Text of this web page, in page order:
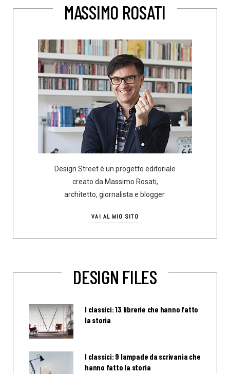
MASSIMO ROSATI
Design Street è un progetto editoriale
creato da Massimo Rosati,
architetto, giornalista e blogger.
VAI AL MIO SITO
DESIGN FILES
I classici: 13 librerie che hanno fatto
la storia
I classici: 9 lampade da scrivania che
hanno fatto la storia